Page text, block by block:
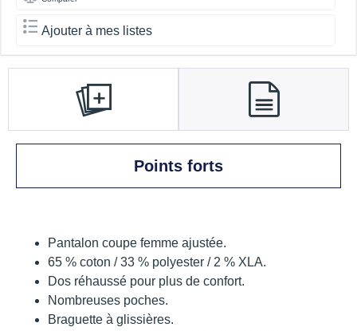
Ajouter à mes listes
Points forts
Pantalon coupe femme ajustée.
65 % coton / 33 % polyester / 2 % XLA.
Dos réhaussé pour plus de confort.
Nombreuses poches.
Braguette à glissières.